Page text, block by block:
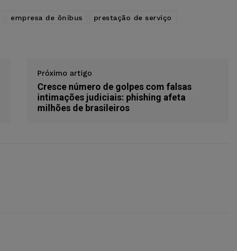
empresa de ônibus
prestação de serviço
Próximo artigo
Cresce número de golpes com falsas
intimações judiciais: phishing afeta
milhões de brasileiros